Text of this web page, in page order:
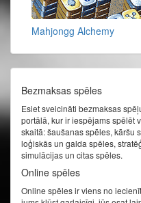
Mahjongg Alchemy
Bezmaksas spēles
Esiet sveicināti bezmaksas
portālā, kur ir iespējams spēlēt
skaitā: šaušanas spēles, kāršu
loģiskās un galda spēles,
simulācijas un citas spēles.
Online spēles
Online spēles ir viens no